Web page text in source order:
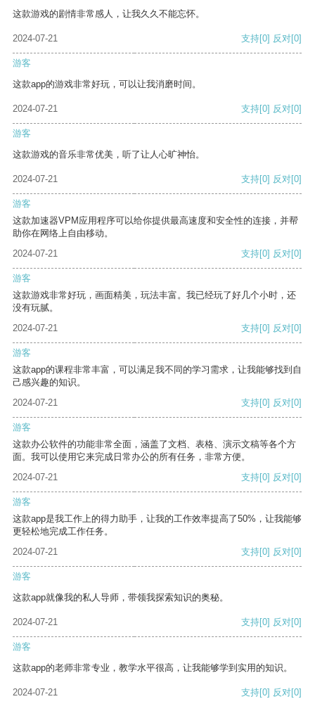
这款游戏的剧情非常感人，让我久久不能忘怀。
2024-07-21 支持[0] 反对[0]
游客
这款app的游戏非常好玩，可以让我消磨时间。
2024-07-21 支持[0] 反对[0]
游客
这款游戏的音乐非常优美，听了让人心旷神怡。
2024-07-21 支持[0] 反对[0]
游客
这款加速器VPM应用程序可以给你提供最高速度和安全性的连接，并帮
助你在网络上自由移动。
2024-07-21
支持[0] 反对[0]
游客
这款游戏非常好玩，画面精美，玩法丰富。我已经玩了好几个小时，还
没有玩腻。
2024-07-21
支持[0] 反对[0]
游客
这款app的课程非常丰富，可以满足我不同的学习需求，让我能够找到自
己感兴趣的知识。
2024-07-21
支持[0] 反对[0]
游客
这款办公软件的功能非常全面，涵盖了文档、表格、演示文稿等各个方
面。我可以使用它来完成日常办公的所有任务，非常方便。
2024-07-21
支持[0] 反对[0]
游客
这款app是我工作上的得力助手，让我的工作效率提高了50%，让我能够
更轻松地完成工作任务。
2024-07-21
支持[0] 反对[0]
游客
这款app就像我的私人导师，带领我探索知识的奥秘。
2024-07-21 支持[0] 反对[0]
游客
这款app的老师非常专业，教学水平很高，让我能够学到实用的知识。
2024-07-21 支持[0] 反对[0]